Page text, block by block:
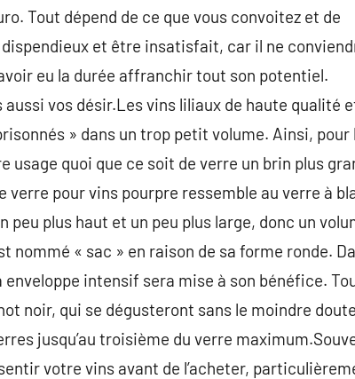
Tout dépend de ce que vous convoitez et de
dispendieux et être insatisfait, car il ne
eu la durée affranchir tout son potentiel.
vos désir.Les vins liliaux de haute qualité
» dans un trop petit volume. Ainsi, pour
usage quoi que ce soit de verre un brin plus
pour vins pourpre ressemble au verre à
plus haut et un peu plus large, donc un
« sac » en raison de sa forme ronde.
intensif sera mise à son bénéfice.
noir, qui se dégusteront sans le moindre doute
jusqu’au troisième du verre
votre vins avant de l’acheter,